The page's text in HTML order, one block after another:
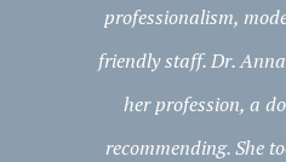
professionalism,
friendly staff. Dr.
her profession, a
recommending. She